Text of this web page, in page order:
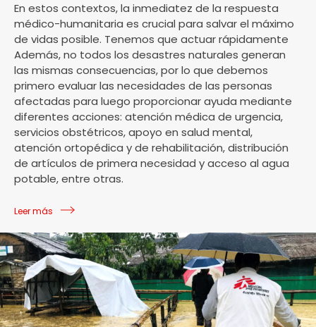
En estos contextos, la inmediatez de la respuesta
médico-humanitaria es crucial para salvar el máximo
de vidas posible. Tenemos que actuar rápidamente
Además, no todos los desastres naturales generan
las mismas consecuencias, por lo que debemos
primero evaluar las necesidades de las personas
afectadas para luego proporcionar ayuda mediante
diferentes acciones: atención médica de urgencia,
servicios obstétricos, apoyo en salud mental,
atención ortopédica y de rehabilitación, distribución
de artículos de primera necesidad y acceso al agua
potable, entre otras.
Leer más